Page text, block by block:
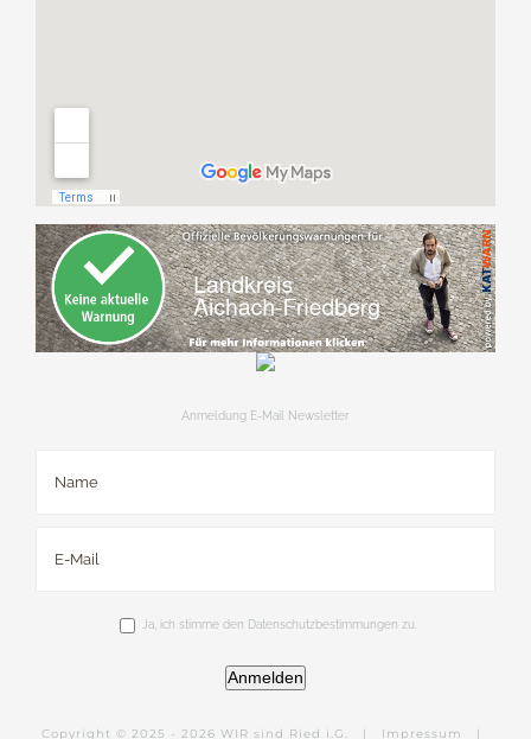
Anmeldung E-Mail Newsletter
Ja, ich stimme den Datenschutzbestimmungen zu.
Anmelden
Copyright © 2025 - 2026 WIR sind Ried i.G. | Impressum |